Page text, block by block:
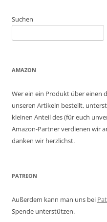
Suchen
AMAZON
Wer ein ein Produkt über einen
unseren Artikeln bestellt,
kleinen Anteil des (für euch
Amazon-Partner verdienen wir
danken wir herzlichst.
PATREON
Außerdem kann man uns bei
Spende unterstützen.